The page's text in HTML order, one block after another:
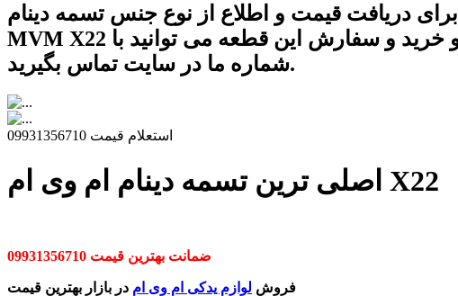
برای دریافت قیمت و اطلاع از نوع جنس تسمه دینام
MVM X22 و خرید و سفارش این قطعه می توانید با
شماره ما در سایت تماس بگیرید.
استعلام قیمت 09931356710
اصلی ترین تسمه دینام ام وی ام X22
ضمانت بهترین قیمت 09931356710
فروش لوازم یدکی ام وی ام در بازار بهترین قیمت